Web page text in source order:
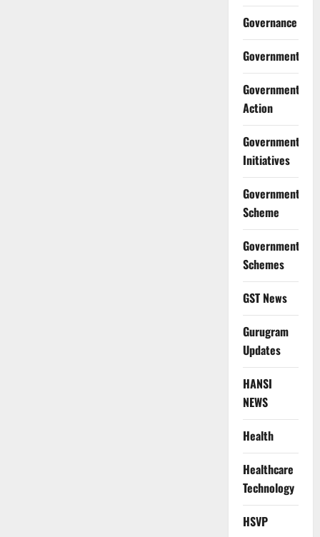
Governance
Government
Government
Action
Government
Initiatives
Government
Scheme
Government
Schemes
GST News
Gurugram
Updates
HANSI
NEWS
Health
Healthcare
Technology
HSVP